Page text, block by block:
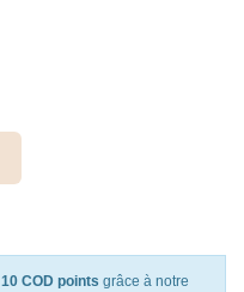
10 COD points grâce à notre